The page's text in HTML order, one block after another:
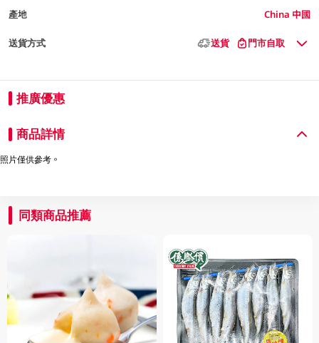
產地 China 中國
送貨方式 送貨 門市自取
推廣優惠
商品詳情
照片僅供參考。
同類商品推薦